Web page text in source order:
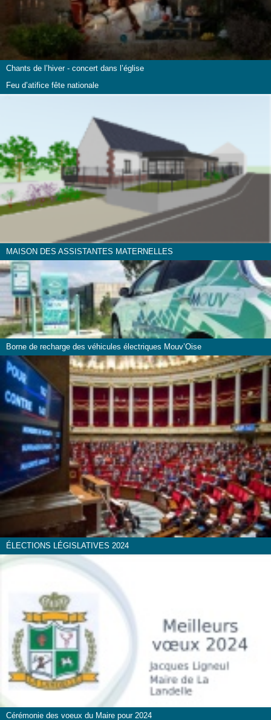
Chants de l’hiver - concert dans l’église
Feu d’atifice fête nationale
MAISON DES ASSISTANTES MATERNELLES
Borne de recharge des véhicules électriques Mouv’Oise
ÉLECTIONS LÉGISLATIVES 2024
Cérémonie des voeux du Maire pour 2024